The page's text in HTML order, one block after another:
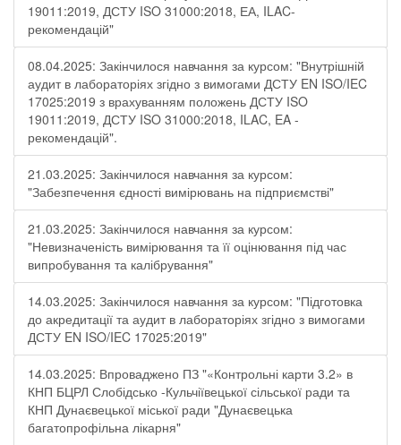
19011:2019, ДСТУ ISO 31000:2018, ЕА, ILAC-
рекомендацій"
08.04.2025: Закінчилося навчання за курсом: "Внутрішній
аудит в лабораторіях згідно з вимогами ДСТУ EN ISO/IEC
17025:2019 з врахуванням положень ДСТУ ISO
19011:2019, ДСТУ ISO 31000:2018, ILAC, EA -
рекомендацій".
21.03.2025: Закінчилося навчання за курсом:
"Забезпечення єдності вимірювань на підприємстві"
21.03.2025: Закінчилося навчання за курсом:
"Невизначеність вимірювання та її оцінювання під час
випробування та калібрування"
14.03.2025: Закінчилося навчання за курсом: "Підготовка
до акредитації та аудит в лабораторіях згідно з вимогами
ДСТУ EN ISO/IEC 17025:2019"
14.03.2025: Впроваджено ПЗ "«Контрольні карти 3.2» в
КНП БЦРЛ Слобідсько -Кульчіївецької сільської ради та
КНП Дунаєвецької міської ради "Дунаєвецька
багатопрофільна лікарня"